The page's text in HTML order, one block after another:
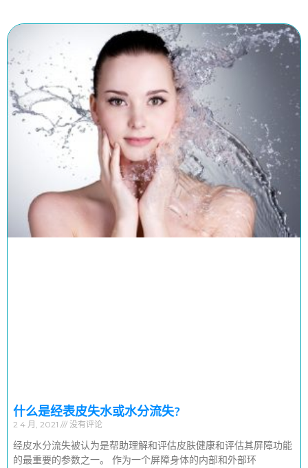
什么是经表皮失水或水分流失?
2 4 月, 2021 没有评论
经皮水分流失被认为是帮助理解和评估皮肤健康和评估其屏障功能
的最重要的参数之一。 作为一个屏障身体的内部和外部环